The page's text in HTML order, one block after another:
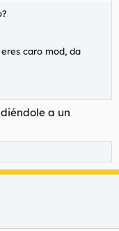
caro mod, da
a un